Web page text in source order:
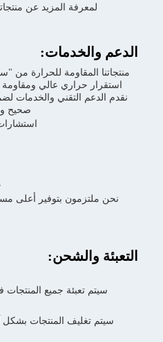
المزيد عن منتجاتنا وكيف يمكن أن
للحرارة من "سيلمانيت موليت"
عالي ومقاومة ممتازة للصدمات
التقني والخدمات لضمان أن منتجاتنا يتم
صحيح والصيانة لأفضل
استشارات حول اختيار
التفتيش
إرشادات
التدريب على
خدمات الصيانة
بتوفير أعلى مستوى من الدعم
لضمان رضاهم
جميع المنتجات في صناديق خشبية
المنتجات بشكل آمن في البلاستيك